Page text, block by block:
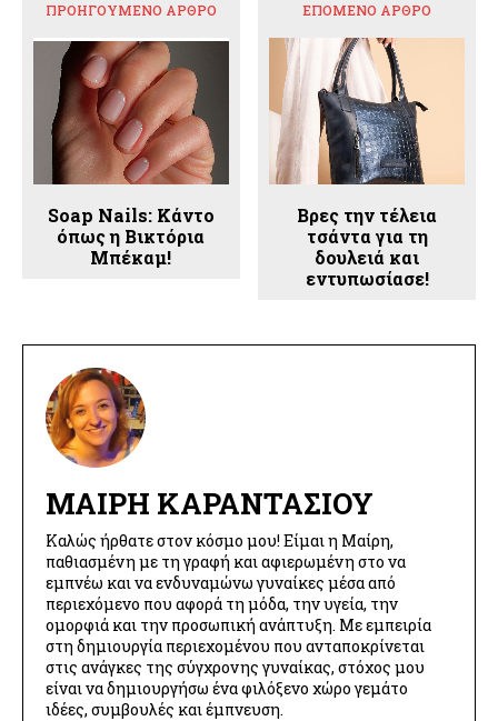
ΠΡΟΗΓΟΎΜΕΝΟ ΆΡΘΡΟ
Soap Nails: Κάντο
όπως η Βικτόρια
Μπέκαμ!
ΕΠΌΜΕΝΟ ΆΡΘΡΟ
Βρες την τέλεια
τσάντα για τη
δουλειά και
εντυπωσίασε!
ΜΑΊΡΗ ΚΑΡΑΝΤΆΣΙΟΥ
Καλώς ήρθατε στον κόσμο μου! Είμαι η Μαίρη,
παθιασμένη με τη γραφή και αφιερωμένη στο να
εμπνέω και να ενδυναμώνω γυναίκες μέσα από
περιεχόμενο που αφορά τη μόδα, την υγεία, την
ομορφιά και την προσωπική ανάπτυξη. Με εμπειρία
στη δημιουργία περιεχομένου που ανταποκρίνεται
στις ανάγκες της σύγχρονης γυναίκας, στόχος μου
είναι να δημιουργήσω ένα φιλόξενο χώρο γεμάτο
ιδέες, συμβουλές και έμπνευση.